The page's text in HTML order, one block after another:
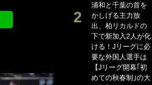
浦和と千葉の首を
かしげる主力放
出、柏リカルドの
下で新加入2人が化
ける！Jリーグに必
要な外国人選手は
【Jリーグ開幕｢初
めての秋春制｣の大